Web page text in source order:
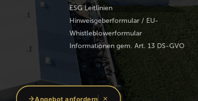
ESG Leitlinien
Hinweisgeberformular / EU-
Whistleblowerformular
Informationen gem. Art. 13 DS-GVO
Angebot anfordern ✕